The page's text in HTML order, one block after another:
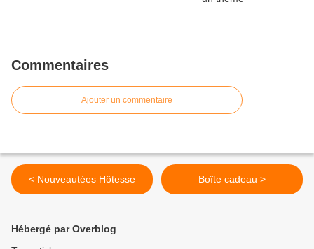
Commentaires
Ajouter un commentaire
< Nouveautées Hôtesse Boîte cadeau >
Hébergé par Overblog